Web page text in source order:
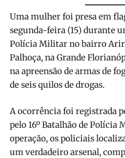
Uma mulher foi presa em
segunda-feira (15) durante
Polícia Militar no bairro
Palhoça, na Grande
na apreensão de armas de
de seis quilos de drogas.
A ocorrência foi registrada
pelo 16º Batalhão de Polícia
operação, os policiais
um verdadeiro arsenal,